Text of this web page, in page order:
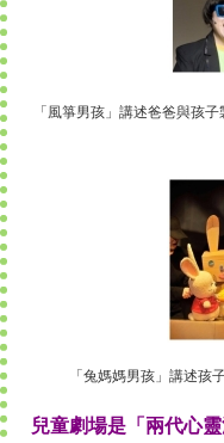
「風箏男孩」講述爸爸與孩
「兔媽媽男孩」講述
兒童劇場是「兩代心